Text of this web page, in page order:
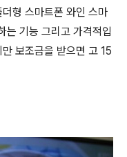
형 스마트폰 와인 스마
는 기능 그리고 가격적입
보조금을 받으면 고 15